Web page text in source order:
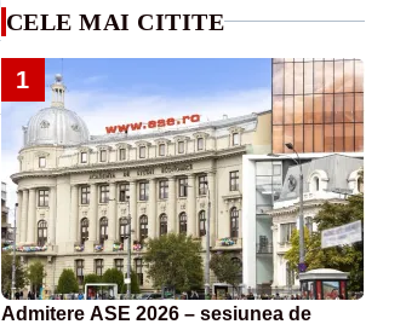
CELE MAI CITITE
1
Admitere ASE 2026 – sesiunea de